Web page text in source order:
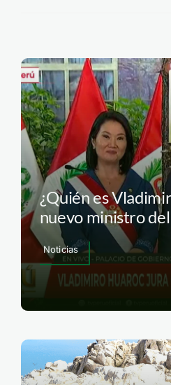
¿Quién es
nuevo ministro
Noticias